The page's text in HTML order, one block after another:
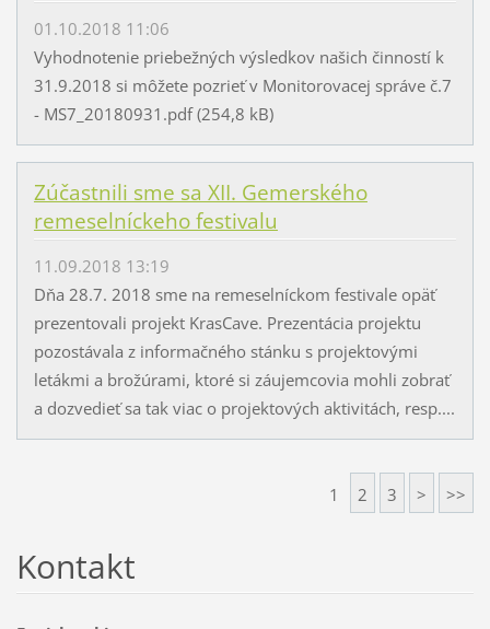
01.10.2018 11:06
Vyhodnotenie priebežných výsledkov našich činností k
31.9.2018 si môžete pozrieť v Monitorovacej správe č.7
- MS7_20180931.pdf (254,8 kB)
Zúčastnili sme sa XII. Gemerského
remeselníckeho festivalu
11.09.2018 13:19
Dňa 28.7. 2018 sme na remeselníckom festivale opäť
prezentovali projekt KrasCave. Prezentácia projektu
pozostávala z informačného stánku s projektovými
letákmi a brožúrami, ktoré si záujemcovia mohli zobrať
a dozvedieť sa tak viac o projektových aktivitách, resp....
1 2 3 > >>
Kontakt